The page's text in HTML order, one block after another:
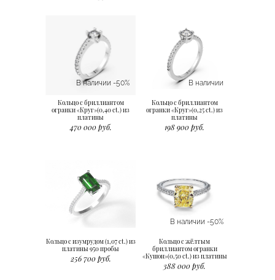
В наличии -50%
Кольцо с бриллиантом
огранки «Круг»(0,40 ct.) из
платины
470 000 руб.
В наличии
Кольцо с бриллиантом
огранки «Круг»(0,25 ct.) из
платины
198 900 руб.
Кольцо с изумрудом (1,07 ct.) из
платины 950 пробы
256 700 руб.
В наличии -50%
Кольцо с жёлтым
бриллиантом огранки
«Кушон»(0,50 ct.) из платины
388 000 руб.